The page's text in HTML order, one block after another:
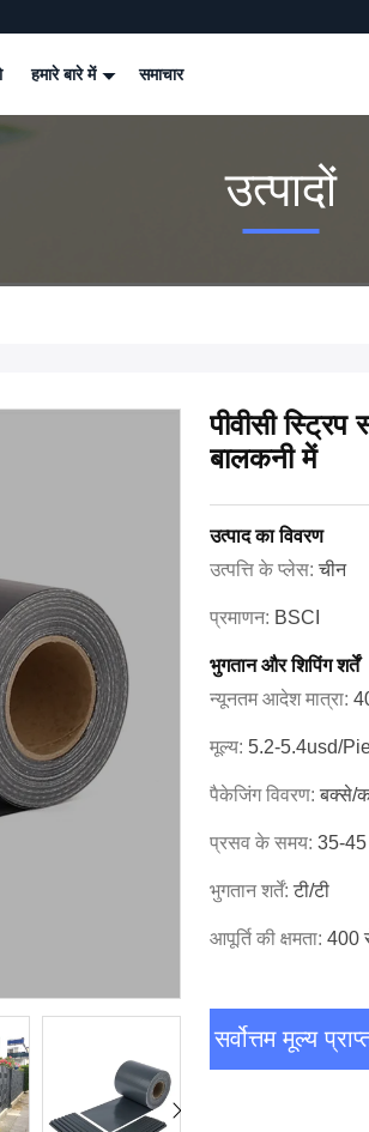
हमारे बारे में समाचार
उत्पादों
पीवीसी
बालकनी में
उत्पाद का विवरण
उत्पत्ति के प्लेस:चीन
प्रमाणन: BSCI
भुगतान और शिपिंग शर्तें
न्यूनतम आदेश मात्रा:
मूल्य: 5.2-5.4usd/
पैकेजिंग विवरण:बक्से/
प्रसव के समय: 35-45
भुगतान शर्तें:टी/टी
आपूर्ति की क्षमता: 400
सर्वोत्तम मूल्य